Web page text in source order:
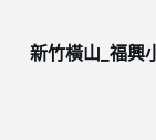
新竹橫山_福興